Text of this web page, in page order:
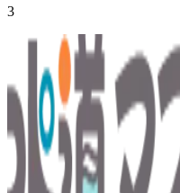
3